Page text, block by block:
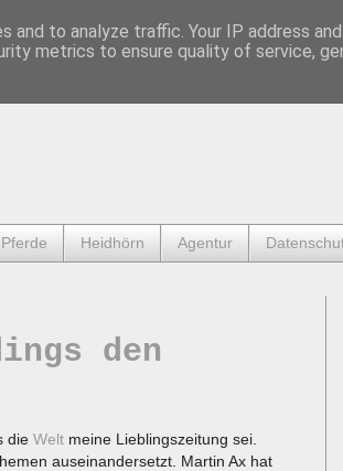
Pferde Heidhörn Agentur
den
die Welt meine Lieblingszeitung sei.
auseinandersetzt. Martin Ax hat
to analyze traffic. Your IP address
metrics to ensure quality of service,